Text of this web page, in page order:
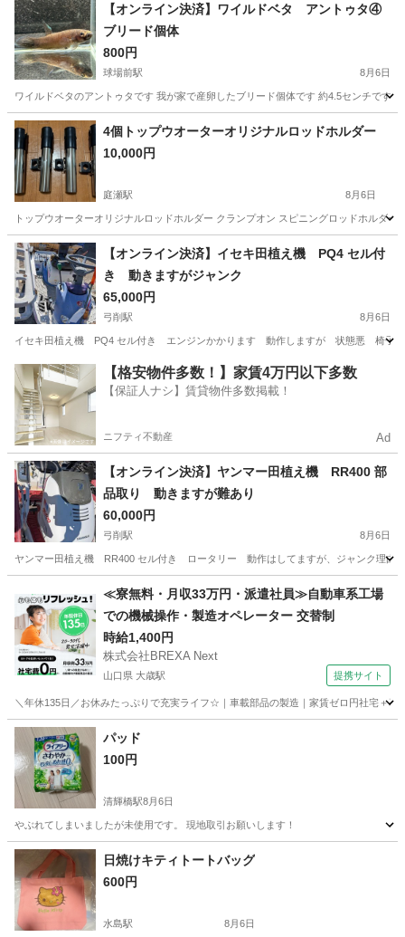
【オンライン決済】ワイルドベタ アントゥタ④
ブリード個体
800円
球場前駅 8月6日
ワイルドベタのアントゥタです 我が家で産卵したブリード個体です 約4.5センチで
岡山 倉敷市 球場前駅 その他
4個トップウオーターオリジナルロッドホルダー
10,000円
庭瀬駅 8月6日
トップウオーターオリジナルロッドホルダー クランプオン スピニングロッドホルダ
岡山 岡山市 庭瀬駅 その他
【オンライン決済】イセキ田植え機 PQ4 セル付
き 動きますがジャンク
65,000円
弓削駅 8月6日
イセキ田植え機 PQ4 セル付き エンジンかかります 動作しますが 状態悪 椅子
岡山 赤磐市 弓削駅 その他
【格安物件多数！】家賃4万円以下多数
【保証人ナシ】賃貸物件多数掲載！
ニフティ不動産 Ad
【オンライン決済】ヤンマー田植え機 RR400 部
品取り 動きますが難あり
60,000円
弓削駅 8月6日
ヤンマー田植え機 RR400 セル付き ロータリー 動作はしてますが、ジャンク理
弓削駅 その他
≪寮無料・月収33万円・派遣社員≫自動車系工場
での機械操作・製造オペレーター 交替制
時給1,400円
株式会社BREXA Next
山口県 大歳駅 提携サイト
＼年休135日／お休みたっぷりで充実ライフ☆｜車載部品の製造｜家賃ゼロ円社宅＋
山口 山口市 大歳駅
パッド
100円
清輝橋駅8月6日
やぶれてしまいましたが未使用です。 現地取引お願いします！
岡山 岡山市 清輝橋駅 その他
日焼けキティトートバッグ
600円
水島駅 8月6日